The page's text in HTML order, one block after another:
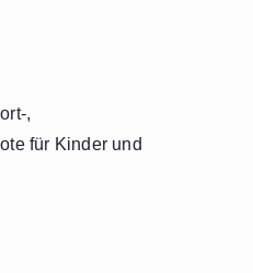
,
für Kinder und